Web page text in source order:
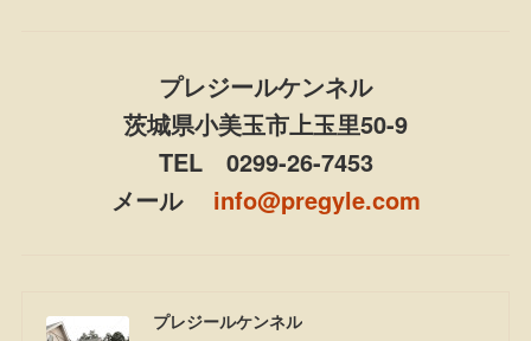
プレジールケンネル
茨城県小美玉市上玉里50-9
TEL 0299-26-7453
メール info@pregyle.com
プレジールケンネル